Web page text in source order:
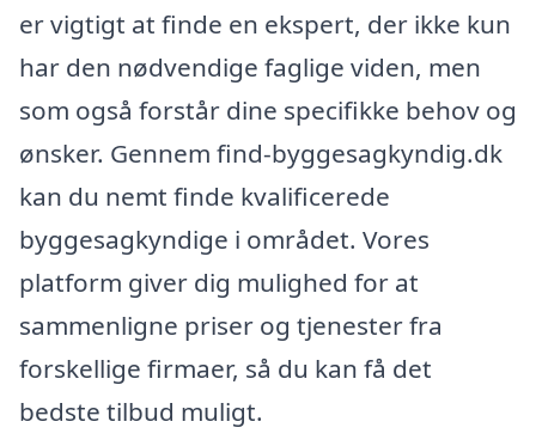
er vigtigt at finde en ekspert, der ikke kun
har den nødvendige faglige viden, men
som også forstår dine specifikke behov og
ønsker. Gennem find-byggesagkyndig.dk
kan du nemt finde kvalificerede
byggesagkyndige i området. Vores
platform giver dig mulighed for at
sammenligne priser og tjenester fra
forskellige firmaer, så du kan få det
bedste tilbud muligt.